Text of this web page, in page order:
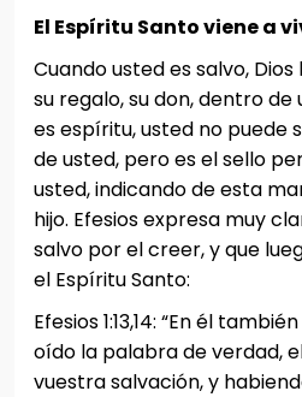
El Espíritu Santo viene a
Cuando usted es salvo,
su regalo, su don, dentro de
es espíritu, usted no puede
de usted, pero es el sello
usted, indicando de esta
hijo. Efesios expresa muy
salvo por el creer, y que
el Espíritu Santo:
Efesios 1:13,14: “En él
oído la palabra de verdad,
vuestra salvación, y